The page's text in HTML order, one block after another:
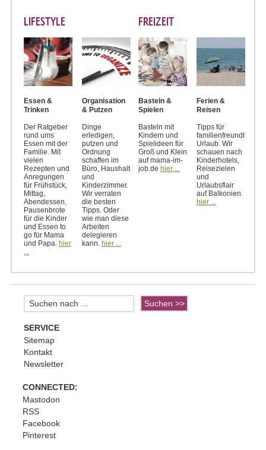
LIFESTYLE
Essen &
Trinken
Der Ratgeber
rund ums
Essen mit der
Familie. Mit
vielen
Rezepten und
Anregungen
für Frühstück,
Mittag,
Abendessen,
Pausenbrote
für die Kinder
und Essen to
go für Mama
und Papa. hier
...
Organisation
& Putzen
Dinge
erledigen,
putzen und
Ordnung
schaffen im
Büro, Haushalt
und
Kinderzimmer.
Wir verraten
die besten
Tipps. Oder
wie man diese
Arbeiten
delegieren
kann. hier ...
FREIZEIT
Basteln &
Spielen
Basteln mit
Kindern und
Spielideen für
Groß und Klein
auf mama-im-
job.de hier ...
Ferien &
Reisen
Tipps für
familienfreundlichen
Urlaub. Wir
schauen nach
Kinderhotels,
Reisezielen
und
Urlaubsflair
auf Balkonien.
hier ...
SERVICE
Sitemap
Kontakt
Newsletter
CONNECTED:
Mastodon
RSS
Facebook
Pinterest